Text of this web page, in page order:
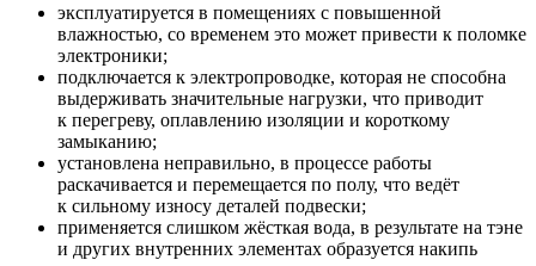
эксплуатируется в помещениях с повышенной
влажностью, со временем это может привести к поломке
электроники;
подключается к электропроводке, которая не способна
выдерживать значительные нагрузки, что приводит
к перегреву, оплавлению изоляции и короткому
замыканию;
установлена неправильно, в процессе работы
раскачивается и перемещается по полу, что ведёт
к сильному износу деталей подвески;
применяется слишком жёсткая вода, в результате на тэне
и других внутренних элементах образуется накипь